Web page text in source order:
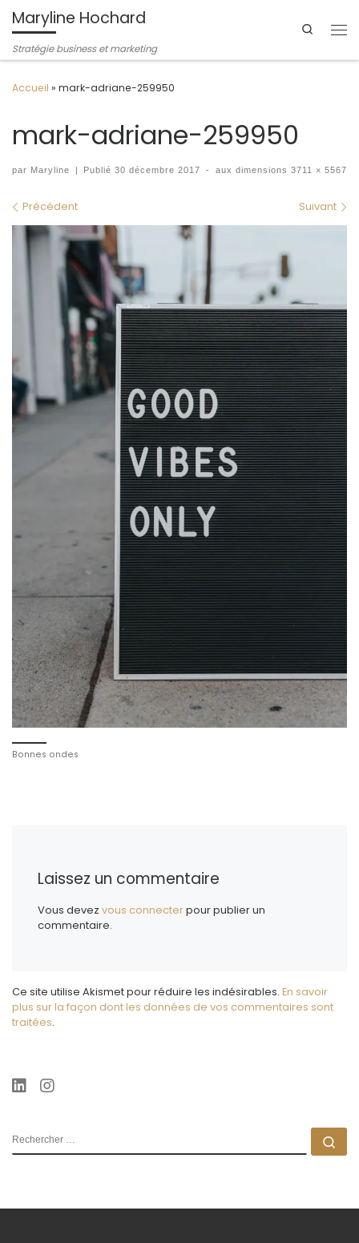
Passer au contenu
Maryline Hochard
Stratégie business et marketing
Search
Accueil » mark-adriane-259950
mark-adriane-259950
par Maryline Publié30 décembre 2017 - aux dimensions 3711 × 5567
Navigation des images
Précédent Suivant
Bonnes ondes
Laissez un commentaire
Vous devezvous connecterpour publier un
commentaire.
Ce site utilise Akismet pour réduire les indésirables. En savoir
plus sur la façon dont les données de vos commentaires sont
traitées.
RECHERCHER